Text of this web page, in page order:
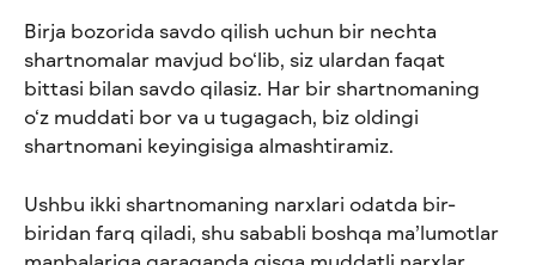
Birja bozorida savdo qilish uchun bir nechta
shartnomalar mavjud bo‘lib, siz ulardan faqat
bittasi bilan savdo qilasiz. Har bir shartnomaning
o‘z muddati bor va u tugagach, biz oldingi
shartnomani keyingisiga almashtiramiz.
Ushbu ikki shartnomaning narxlari odatda bir-
biridan farq qiladi, shu sababli boshqa ma’lumotlar